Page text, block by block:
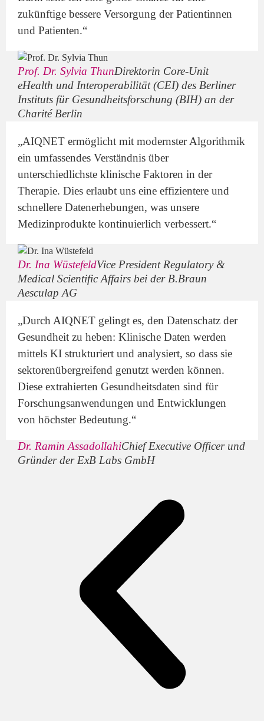
zukünftige bessere Versorgung der Patientinnen
und Patienten.“
Prof. Dr. Sylvia ThunDirektorin Core-Unit
eHealth und Interoperabilität (CEI) des Berliner
Instituts für Gesundheitsforschung (BIH) an der
Charité Berlin
„AIQNET ermöglicht mit modernster Algorithmik
ein umfassendes Verständnis über
unterschiedlichste klinische Faktoren in der
Therapie. Dies erlaubt uns eine effizientere und
schnellere Datenerhebungen, was unsere
Medizinprodukte kontinuierlich verbessert.“
Dr. Ina WüstefeldVice President Regulatory &
Medical Scientific Affairs bei der B.Braun
Aesculap AG
„Durch AIQNET gelingt es, den Datenschatz der
Gesundheit zu heben: Klinische Daten werden
mittels KI strukturiert und analysiert, so dass sie
sektorenübergreifend genutzt werden können.
Diese extrahierten Gesundheitsdaten sind für
Forschungsanwendungen und Entwicklungen
von höchster Bedeutung.“
Dr. Ramin AssadollahiChief Executive Officer und
Gründer der ExB Labs GmbH